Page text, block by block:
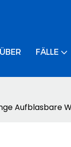
ÜBER FÄLLE
Aufblasbare